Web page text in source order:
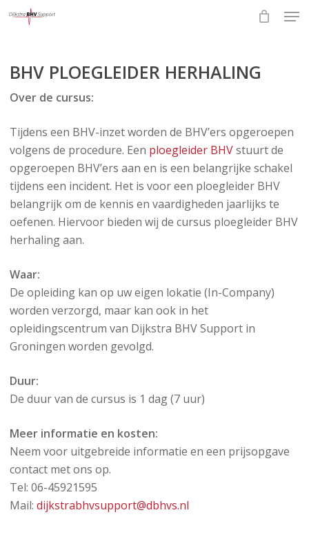
BHV PLOEGLEIDER HERHALING
Over de cursus:
Tijdens een BHV-inzet worden de BHV’ers opgeroepen
volgens de procedure. Een ploegleider BHVstuurt de
opgeroepen BHV’ers aan en is een belangrijke schakel
tijdens een incident. Het is voor een ploegleider BHV
belangrijk om de kennis en vaardigheden jaarlijks te
oefenen. Hiervoor bieden wij de cursus ploegleider BHV
herhaling aan.
Waar:
De opleiding kan op uw eigen lokatie (In-Company)
worden verzorgd, maar kan ook in het
opleidingscentrum van Dijkstra BHV Support in
Groningen worden gevolgd.
Duur:
De duur van de cursus is 1 dag (7 uur)
Meer informatie en kosten:
Neem voor uitgebreide informatie en een prijsopgave
contact met ons op.
Tel: 06-45921595
Mail: dijkstrabhvsupport@dbhvs.nl